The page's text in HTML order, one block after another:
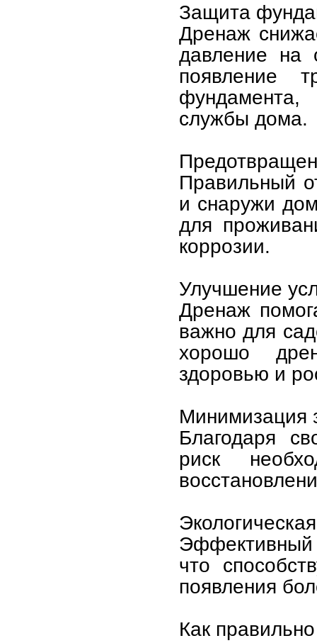
Защита
Дренаж
давление на
появление
службы дома.
Правильный
и снаружи
для
коррозии.
Улучшение
Дренаж
важно для
хорошо
здоровью и
Минимизация
Благодаря
риск
что
появления
Как